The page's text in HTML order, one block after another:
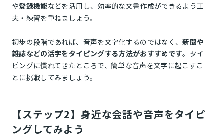
や登録機能などを活用し、効率的な文書作成ができるよう工
夫・練習を重ねましょう。
初歩の段階であれば、音声を文字化するのではなく、新聞や
雑誌などの活字をタイピングする方法がおすすめです。タイ
ピングに慣れてきたところで、簡単な音声を文字に起こすこ
とに挑戦してみましょう。
【ステップ2】身近な会話や音声をタイピ
ングしてみよう